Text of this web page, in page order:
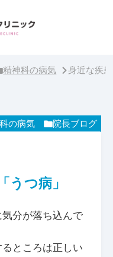
精神科の病気 身近な疾
の病気 院長ブログ
うつ病」
分が落ち込んで
ところは正しい